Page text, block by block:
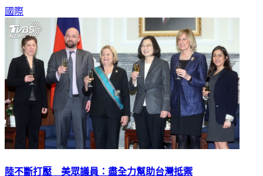
國際
陸不斷打壓 美眾議員：盡全力幫助台灣抵禦